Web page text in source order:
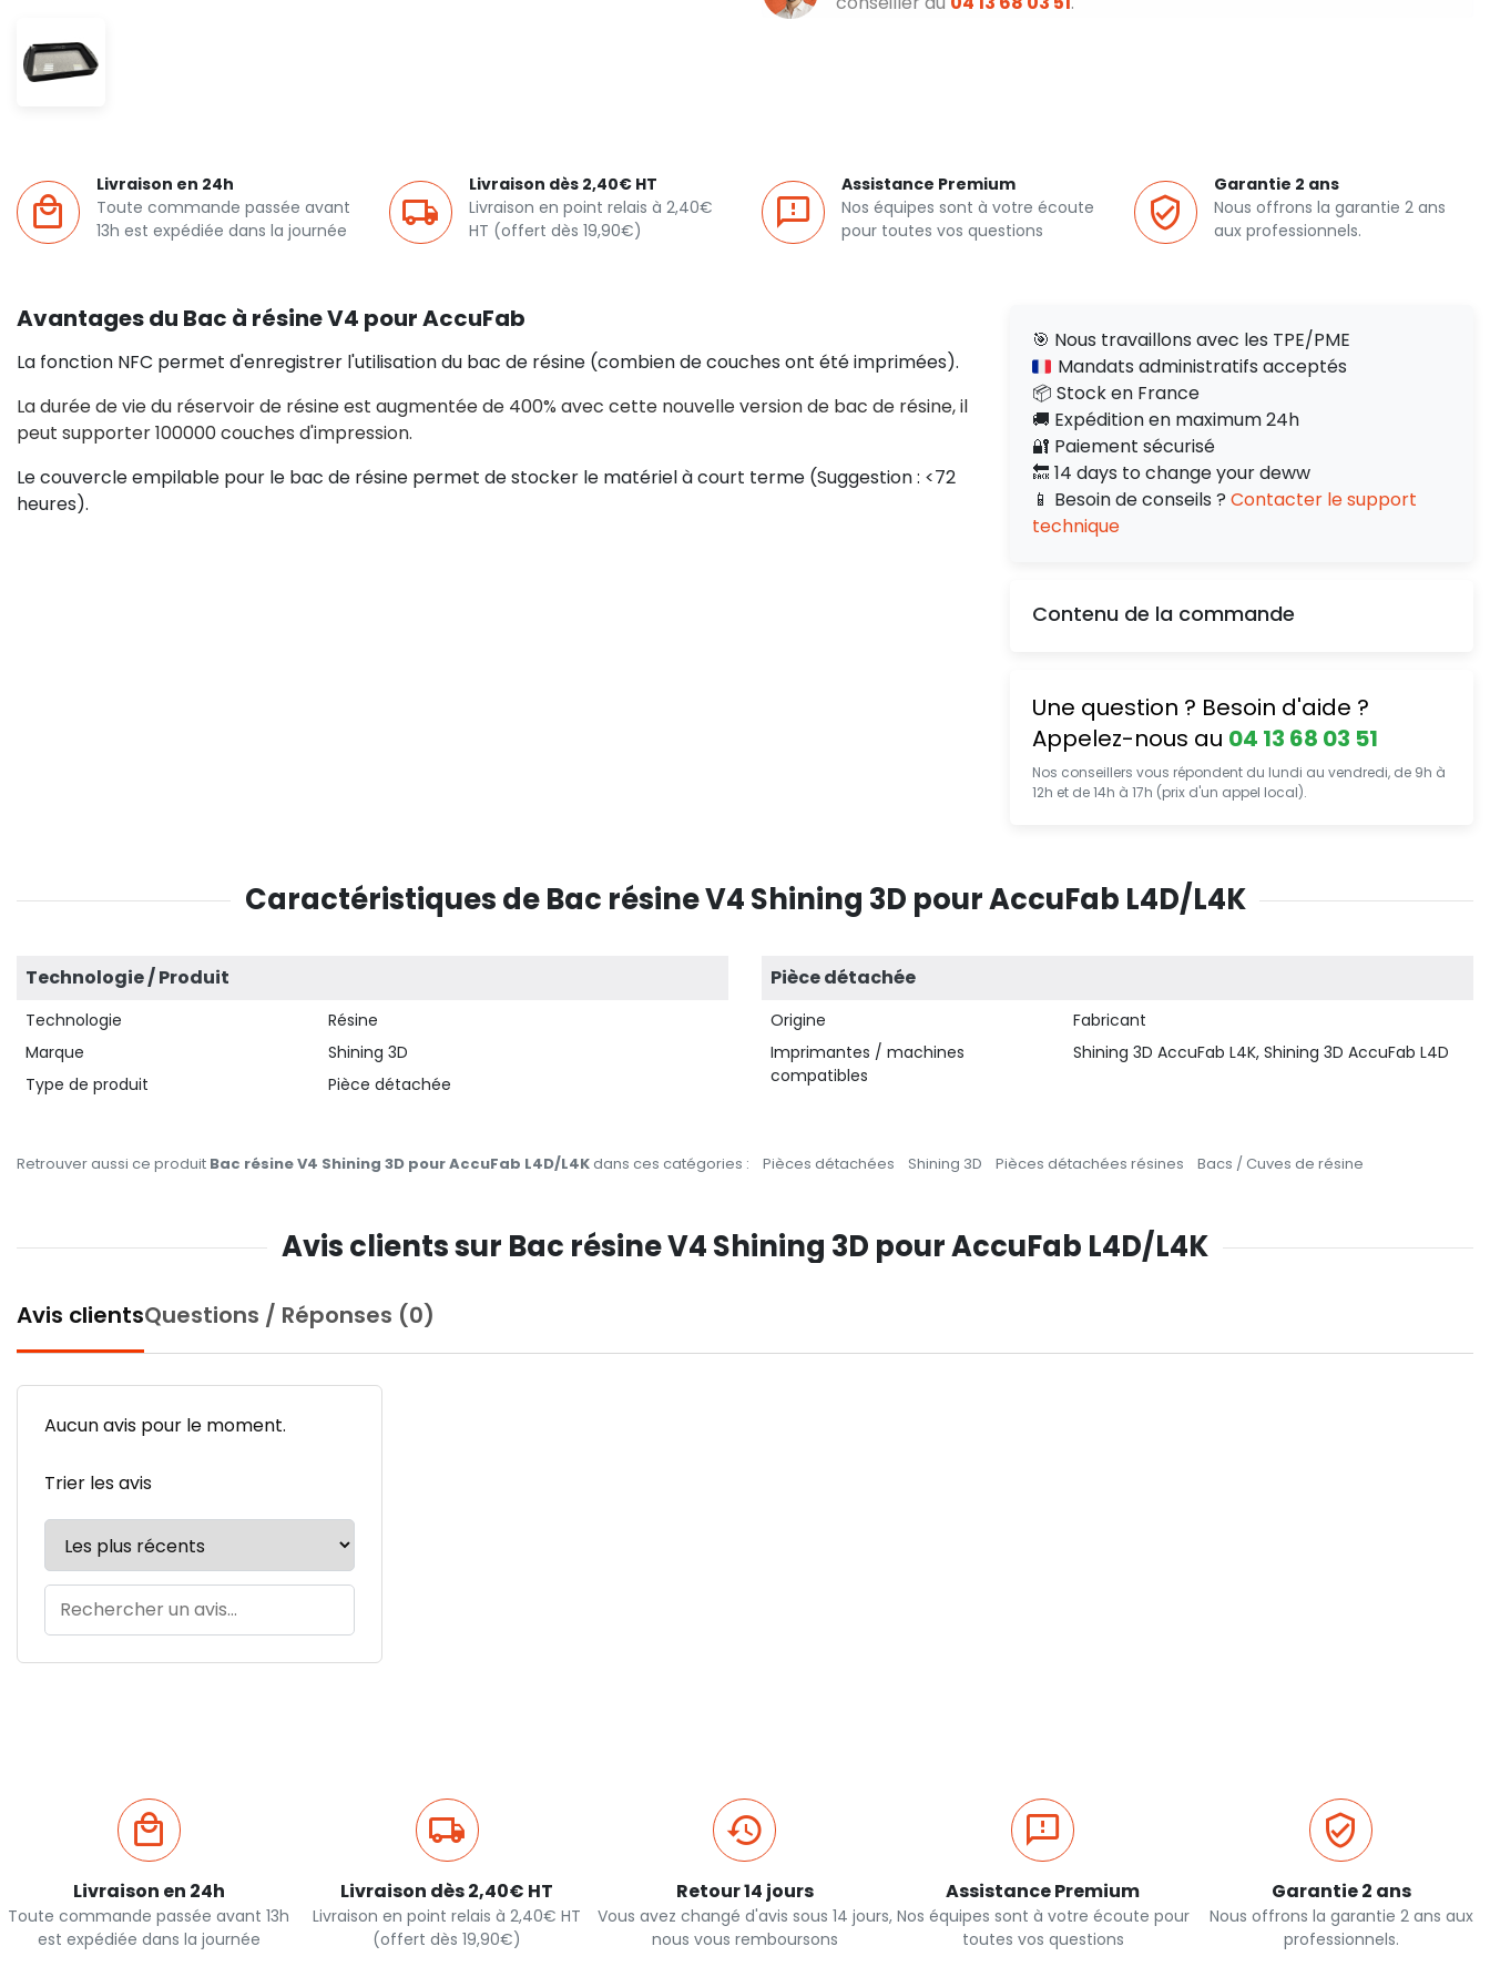
Livraison en 24h
Toute commande passée avant
13h est expédiée dans la journée
Livraison dès 2,40€ HT
Livraison en point relais à 2,40€
HT (offert dès 19,90€)
Assistance Premium
Nos équipes sont à votre écoute
pour toutes vos questions
Garantie 2 ans
Nous offrons la garantie 2 ans
aux professionnels.
Avantages du Bac à résine V4 pour AccuFab
La fonction NFC permet d'enregistrer l'utilisation du bac de résine (combien de couches ont été imprimées).
La durée de vie du réservoir de résine est augmentée de 400% avec cette nouvelle version de bac de résine, il
peut supporter 100000 couches d'impression.
Le couvercle empilable pour le bac de résine permet de stocker le matériel à court terme (Suggestion : <72
heures).
🎯 Nous travaillons avec les TPE/PME
Mandats administratifs acceptés
📦 Stock en France
🚚 Expédition en maximum 24h
🔐 Paiement sécurisé
🔙 14 days to change your deww
📱 Besoin de conseils ? Contacter le support
technique
Contenu de la commande
Une question ? Besoin d'aide ?
Appelez-nous au 04 13 68 03 51
Nos conseillers vous répondent du lundi au vendredi, de 9h à
12h et de 14h à 17h (prix d'un appel local).
Caractéristiques de Bac résine V4 Shining 3D pour AccuFab L4D/L4K
Technologie / Produit
Technologie
Résine
Marque
Shining 3D
Type de produit
Pièce détachée
Pièce détachée
Origine
Fabricant
Imprimantes / machines
compatibles
Shining 3D AccuFab L4K, Shining 3D AccuFab L4D
Retrouver aussi ce produit Bac résine V4 Shining 3D pour AccuFab L4D/L4Kdans ces catégories : Pièces détachées Shining 3D Pièces détachées résines Bacs / Cuves de résine
Avis clients sur Bac résine V4 Shining 3D pour AccuFab L4D/L4K
Avis clientsQuestions / Réponses (0)
Aucun avis pour le moment.
Trier les avis
Livraison en 24h
Toute commande passée avant 13h
est expédiée dans la journée
Livraison dès 2,40€ HT
Livraison en point relais à 2,40€ HT
(offert dès 19,90€)
Retour 14 jours
Vous avez changé d'avis sous 14 jours,
nous vous remboursons
Assistance Premium
Nos équipes sont à votre écoute pour
toutes vos questions
Garantie 2 ans
Nous offrons la garantie 2 ans aux
professionnels.